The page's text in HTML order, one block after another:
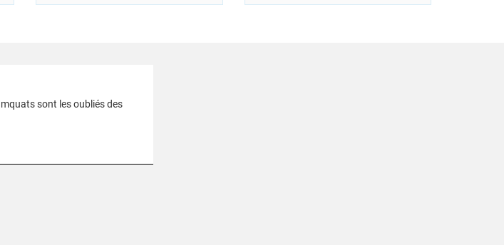
sont les oubliés des